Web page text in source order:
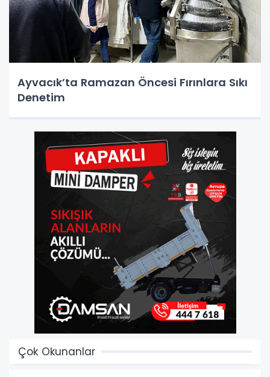
Ayvacık’ta Ramazan Öncesi Fırınlara Sıkı
Denetim
Çok Okunanlar